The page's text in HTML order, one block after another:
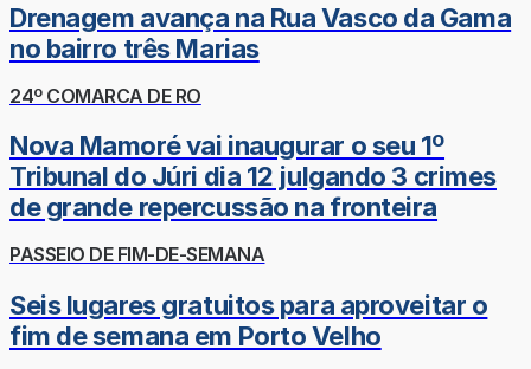
Drenagem avança na Rua Vasco da Gama
no bairro três Marias
24º COMARCA DE RO
Nova Mamoré vai inaugurar o seu 1º
Tribunal do Júri dia 12 julgando 3 crimes
de grande repercussão na fronteira
PASSEIO DE FIM-DE-SEMANA
Seis lugares gratuitos para aproveitar o
fim de semana em Porto Velho